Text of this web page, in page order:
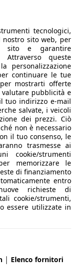
tecnologici,
sito web, per
sito e garantire
Attraverso queste
personalizzazione
continuare le tue
mostrarti offerte
pubblicità e
tuo indirizzo e-mail
salvate, i veicoli
dei prezzi. Ciò
non è necessario
il tuo consenso, le
trasmesse ai
cookie/strumenti
memorizzare le
di finanziamento
entro
richieste di
cookie/strumenti,
essere utilizzate in
| Elenco fornitori